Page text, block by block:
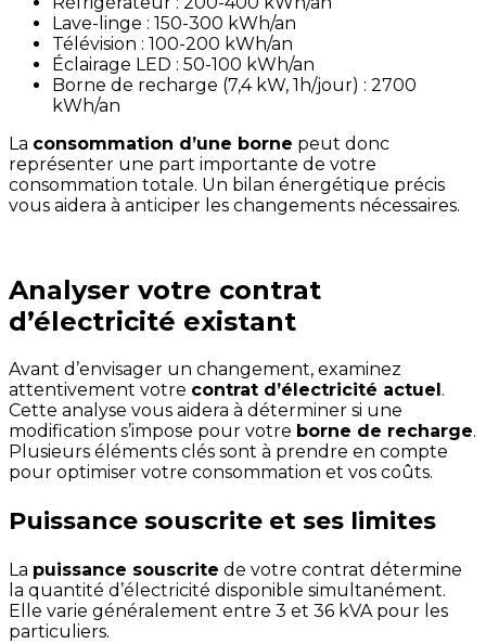
Lave-linge : 150-300 kWh/an
Télévision : 100-200 kWh/an
Éclairage LED : 50-100 kWh/an
Borne de recharge (7,4 kW, 1h/jour) : 2700
kWh/an
La consommation d’une borne peut donc
représenter une part importante de votre
consommation totale. Un bilan énergétique précis
vous aidera à anticiper les changements nécessaires.
Analyser votre contrat
d’électricité existant
Avant d’envisager un changement, examinez
attentivement votre contrat d’électricité actuel .
Cette analyse vous aidera à déterminer si une
modification s’impose pour votre borne de recharge.
Plusieurs éléments clés sont à prendre en compte
pour optimiser votre consommation et vos coûts.
Puissance souscrite et ses limites
La puissance souscrite de votre contrat détermine
la quantité d’électricité disponible simultanément.
Elle varie généralement entre 3 et 36 kVA pour les
particuliers.